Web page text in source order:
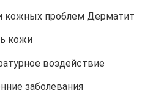
кожных проблем Дерматит
кожи
воздействие
заболевания